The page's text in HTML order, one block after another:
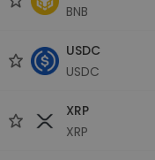
BNB
USDC
USDC
XRP
XRP